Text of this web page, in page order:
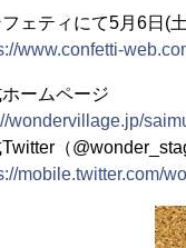
フェティにて5月6日(
www.confetti-
ームページ
wondervillage.jp/
（
mobile.twitter.com/